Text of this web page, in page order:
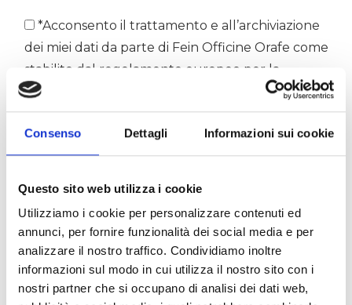
Consenso Dettagli Informazioni sui cookie
Questo sito web utilizza i cookie
Utilizziamo i cookie per personalizzare contenuti ed
annunci, per fornire funzionalità dei social media e per
analizzare il nostro traffico. Condividiamo inoltre
informazioni sul modo in cui utilizza il nostro sito con i
nostri partner che si occupano di analisi dei dati web,
*Acconsento il trattamento e all’archiviazione
dei miei dati da parte di Fein Officine Orafe come
stabilito dal regolamento europeo per la
protezione dei dati personali Dichiaro di aver preso
visione della Privacy Policy
SCEGLI IL TUO STILE NOI GLI
DIAMO FORZA E VITA.....